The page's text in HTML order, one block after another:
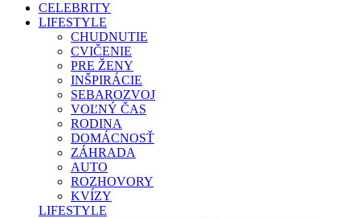
CELEBRITY
LIFESTYLE
CHUDNUTIE
CVIČENIE
PRE ŽENY
INŠPIRÁCIE
SEBAROZVOJ
VOĽNÝ ČAS
RODINA
DOMÁCNOSŤ
ZÁHRADA
AUTO
ROZHOVORY
KVÍZY
LIFESTYLE